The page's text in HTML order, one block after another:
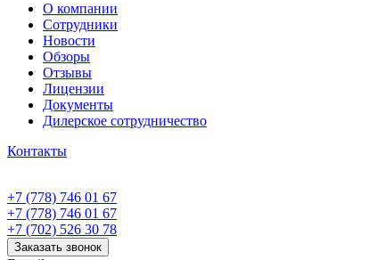
О компании
Сотрудники
Новости
Обзоры
Отзывы
Лицензии
Документы
Дилерское сотрудничество
Контакты
+7 (778) 746 01 67
+7 (778) 746 01 67
+7 (702) 526 30 78
Заказать звонок